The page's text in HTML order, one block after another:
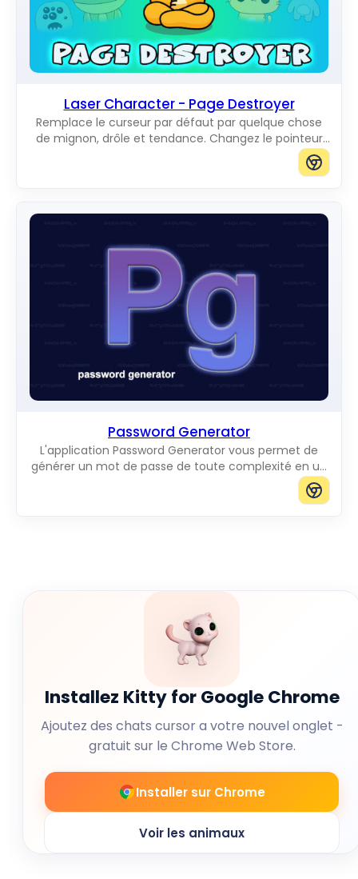
Laser Character - Page Destroyer
Remplace le curseur par défaut par quelque chose
de mignon, drôle et tendance. Changez le pointeur
de souris habituel pour d'incroyables Cute Cursors.
Password Generator
L'application Password Generator vous permet de
générer un mot de passe de toute complexité en un
Installez Kitty for Google Chrome
Ajoutez des chats cursor a votre nouvel onglet -
gratuit sur le Chrome Web Store.
Installer sur Chrome
Voir les animaux